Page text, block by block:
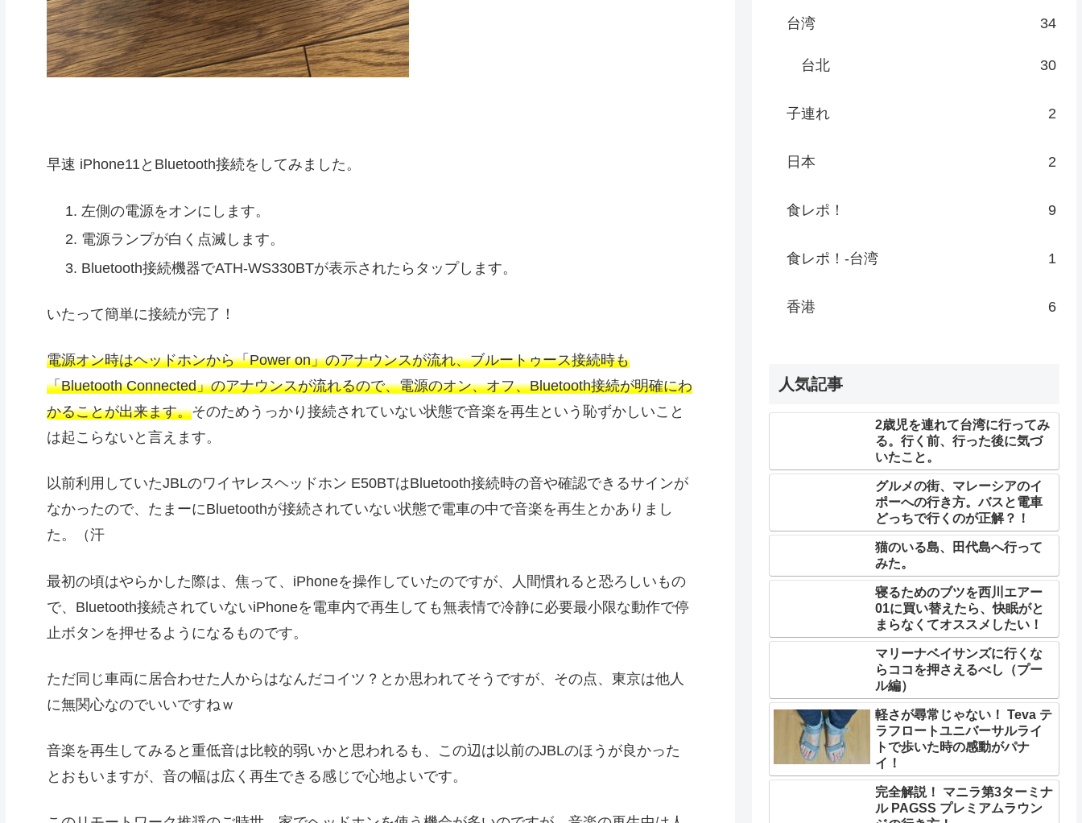
早速 iPhone11とBluetooth接続をしてみました。
左側の電源をオンにします。
電源ランプが白く点滅します。
Bluetooth接続機器でATH-WS330BTが表示されたらタップします。
いたって簡単に接続が完了！
電源オン時はヘッドホンから「Power on」のアナウンスが流れ、ブルートゥース接続時も
「Bluetooth Connected」のアナウンスが流れるので、電源のオン、オフ、Bluetooth接続が明確にわ
かることが出来ます。そのためうっかり接続されていない状態で音楽を再生という恥ずかしいこと
は起こらないと言えます。
以前利用していたJBLのワイヤレスヘッドホン E50BTはBluetooth接続時の音や確認できるサインが
なかったので、たまーにBluetoothが接続されていない状態で電車の中で音楽を再生とかありまし
た。（汗
最初の頃はやらかした際は、焦って、iPhoneを操作していたのですが、人間慣れると恐ろしいもの
で、Bluetooth接続されていないiPhoneを電車内で再生しても無表情で冷静に必要最小限な動作で停
止ボタンを押せるようになるものです。
ただ同じ車両に居合わせた人からはなんだコイツ？とか思われてそうですが、その点、東京は他人
に無関心なのでいいですねｗ
音楽を再生してみると重低音は比較的弱いかと思われるも、この辺は以前のJBLのほうが良かった
とおもいますが、音の幅は広く再生できる感じで心地よいです。
台湾 34
台北 30
子連れ 2
日本 2
食レポ！ 9
食レポ！-台湾 1
香港 6
人気記事
2歳児を連れて台湾に行ってみ
る。行く前、行った後に気づ
いたこと。
グルメの街、マレーシアのイ
ポーへの行き方。バスと電車
どっちで行くのが正解？！
猫のいる島、田代島へ行って
みた。
寝るためのブツを西川エアー
01に買い替えたら、快眠がと
まらなくてオススメしたい！
マリーナベイサンズに行くな
らココを押さえるべし（プー
ル編）
軽さが尋常じゃない！ Teva テ
ラフロートユニバーサルライ
トで歩いた時の感動がパナ
イ！
完全解説！ マニラ第3ターミナ
ル PAGSS プレミアムラウン